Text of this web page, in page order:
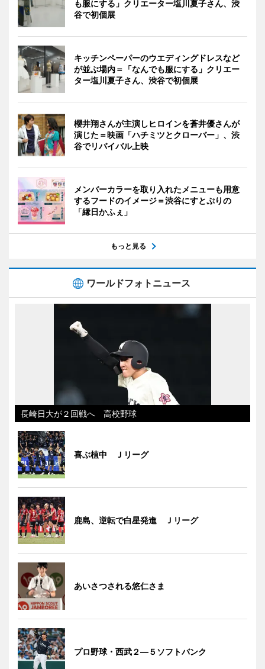
も服にする」クリエーター塩川夏子さん、渋
谷で初個展
キッチンペーパーのウエディングドレスなど
が並ぶ場内＝「なんでも服にする」クリエー
ター塩川夏子さん、渋谷で初個展
櫻井翔さんが主演しヒロインを蒼井優さんが
演じた＝映画「ハチミツとクローバー」、渋
谷でリバイバル上映
メンバーカラーを取り入れたメニューも用意
するフードのイメージ＝渋谷にすとぷりの
「縁日かふぇ」
もっと見る
ワールドフォトニュース
長崎日大が２回戦へ 高校野球
喜ぶ植中 Ｊリーグ
鹿島、逆転で白星発進 Ｊリーグ
あいさつされる悠仁さま
プロ野球・西武２―５ソフトバンク